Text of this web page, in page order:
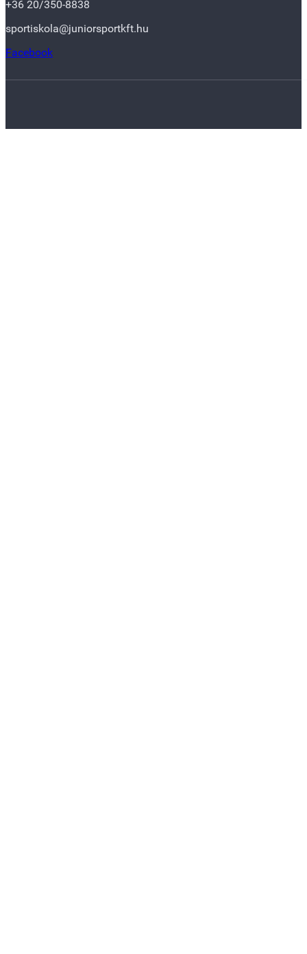
+36 20/350-8838
sportiskola@juniorsportkft.hu
Facebook